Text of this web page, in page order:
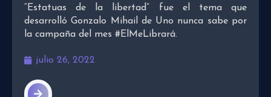
“Estatuas de la libertad” fue el tema que
desarrolló Gonzalo Mihail de Uno nunca sabe por
la campaña del mes #ElMeLibrará.
julio 26, 2022